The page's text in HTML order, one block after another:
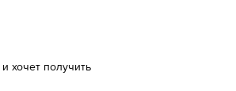
хочет получить